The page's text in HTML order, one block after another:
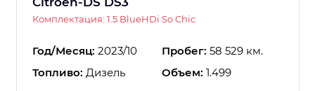
Комплектация: 1.5 BlueHDi So Chic
Год/Месяц: 2023/10 Пробег: 58 529 км.
Топливо: Дизель Объем: 1.499